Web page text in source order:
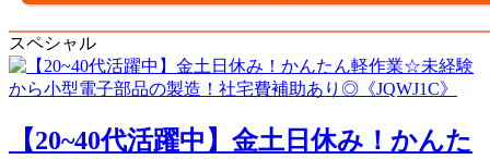
スペシャル
【20~40代活躍中】金土日休み！かんた